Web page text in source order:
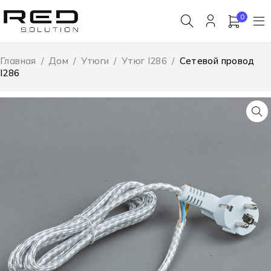
0
Главная / Дом / Утюги / Утюг I286 / Сетевой провод
I286